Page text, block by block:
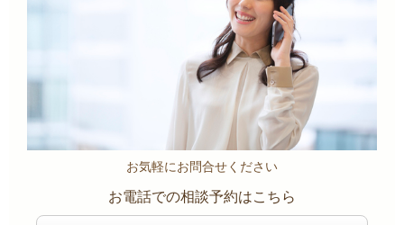
お気軽にお問合せください
お電話での相談予約はこちら